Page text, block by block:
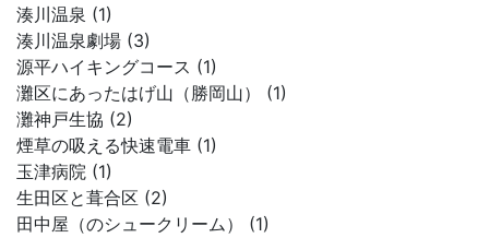
湊川温泉 (1)
湊川温泉劇場 (3)
源平ハイキングコース (1)
灘区にあったはげ山（勝岡山） (1)
灘神戸生協 (2)
煙草の吸える快速電車 (1)
玉津病院 (1)
生田区と葺合区 (2)
田中屋（のシュークリーム） (1)